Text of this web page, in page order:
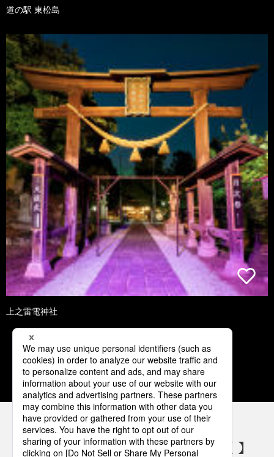
道の駅 東松島
上之雷電神社
1 2 3 4 5
パナソニックの電気設備 SNSアカウント